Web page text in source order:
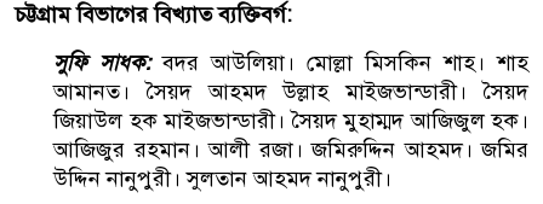
চট্টগ্রাম বিভাগের বিখ্যাত ব্যক্তিবর্গ:
সুফি সাধক:বদর আউলিয়া। মোল্লা মিসকিন শাহ। শাহ
আমানত। সৈয়দ আহমদ উল্লাহ মাইজভান্ডারী। সৈয়দ
জিয়াউল হক মাইজভান্ডারী। সৈয়দ মুহাম্মদ আজিজুল হক।
আজিজুর রহমান। আলী রজা। জমিরুদ্দিন আহমদ। জমির
উদ্দিন নানুপুরী। সুলতান আহমদ নানুপুরী।